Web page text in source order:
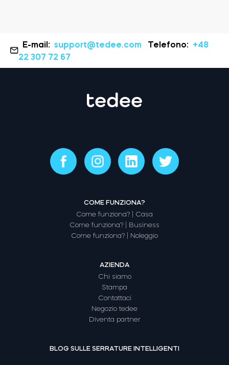
E-mail:support@tedee.com Telefono: +48
22 307 72 67
COME FUNZIONA?
Come funziona? | Casa
Come funziona? | Business
Come funziona? | Noleggio
AZIENDA
Chi siamo
Stampa
Contattaci
Negozio tedee
Diventa partner
BLOG SULLE SERRATURE INTELLIGENTI